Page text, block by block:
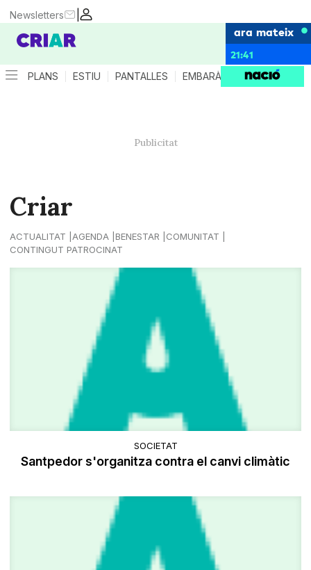
|
Newsletters
ara mateix
21:41
PLANS ESTIU PANTALLES EMBARÀS CRIANÇA
Criar
ACTUALITAT AGENDA BENESTAR
COMUNITAT
CONTINGUT PATROCINAT
SOCIETAT
Santpedor s'organitza contra el canvi climàtic